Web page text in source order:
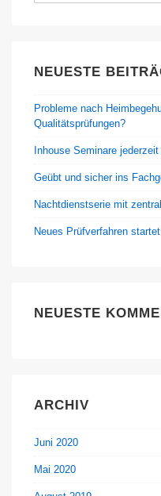
NEUESTE
Probleme nach
Qualitätsprüfungen?
Inhouse Seminare
Geübt und sicher ins
Nachtdienstserie mit
Neues Prüfverfahren
NEUESTE
ARCHIV
Juni 2020
Mai 2020